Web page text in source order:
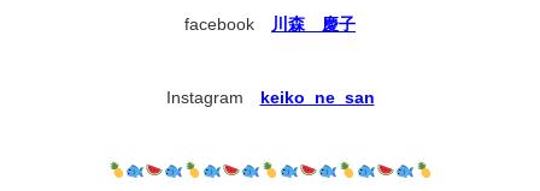
facebook 川森 慶子
Instagram keiko_ne_san